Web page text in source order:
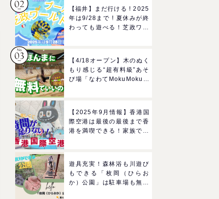
【福井】まだ行ける ! 2025
年は9/28まで ! 夏休みが終
わっても遊べる！芝政ワー
【4/18オープン】木のぬく
もり感じる“超有料級”あそ
び場「なわてMokuMokuひ
【2025年9月情報】香港国
際空港は最後の最後まで香
港を満喫できる！家族で楽
遊具充実！森林浴も川遊び
もできる「枚岡（ひらお
か）公園」は駐車場も無料